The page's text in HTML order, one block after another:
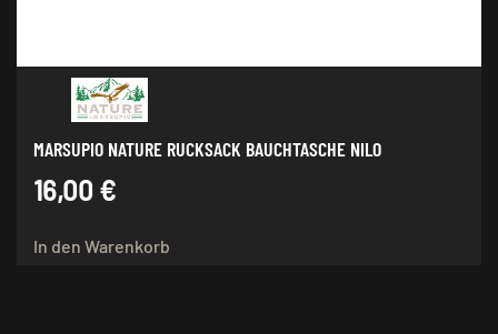
MARSUPIO NATURE RUCKSACK BAUCHTASCHE NILO
16,00 €
In den Warenkorb